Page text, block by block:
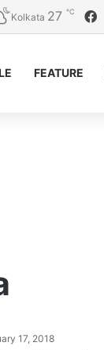
Kolkata 27 ℃
FEATURE
17, 2018